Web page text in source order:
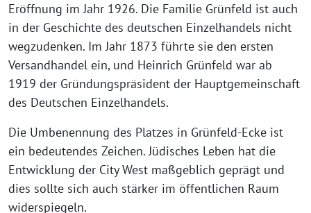
Eröffnung im Jahr 1926. Die Familie Grünfeld ist auch
in der Geschichte des deutschen Einzelhandels nicht
wegzudenken. Im Jahr 1873 führte sie den ersten
Versandhandel ein, und Heinrich Grünfeld war ab
1919 der Gründungspräsident der Hauptgemeinschaft
des Deutschen Einzelhandels.
Die Umbenennung des Platzes in Grünfeld-Ecke ist
ein bedeutendes Zeichen. Jüdisches Leben hat die
Entwicklung der City West maßgeblich geprägt und
dies sollte sich auch stärker im öffentlichen Raum
widerspiegeln.